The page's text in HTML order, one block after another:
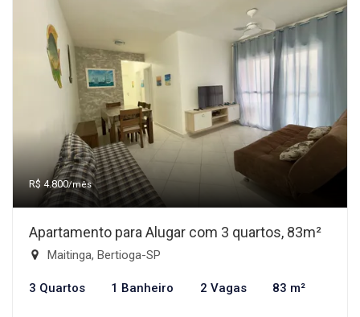
R$ 4.800/mês
Apartamento para Alugar com 3 quartos, 83m²
Maitinga, Bertioga-SP
3 Quartos 1 Banheiro 2 Vagas 83 m²